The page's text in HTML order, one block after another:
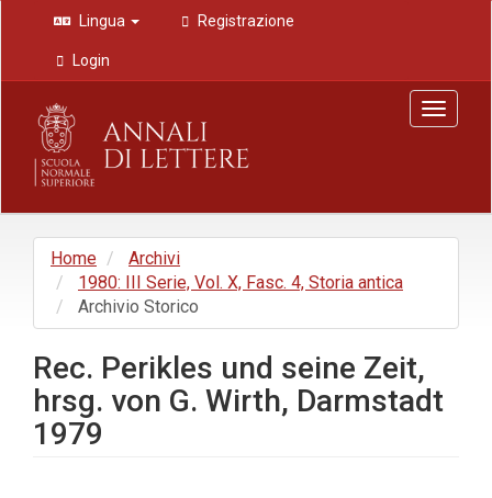
Navigazione
principale
Contenuto
principale
Barra
laterale
Lingua Registrazione
Login
Toggle
Home
Archivi
1980: III Serie, Vol. X, Fasc. 4, Storia antica
Archivio Storico
Rec. Perikles und seine Zeit,
hrsg. von G. Wirth, Darmstadt
1979